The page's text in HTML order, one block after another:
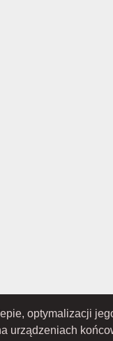
optymalizacji
urządzeniach
AKCYJNA z
sąd rejestrowy,
kapitał zakładowy w